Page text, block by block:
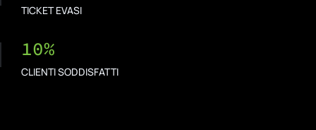
TICKET EVASI
10%
CLIENTI SODDISFATTI